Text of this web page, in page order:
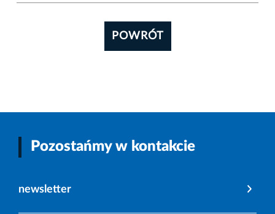
POWRÓT
Pozostańmy w kontakcie
newsletter